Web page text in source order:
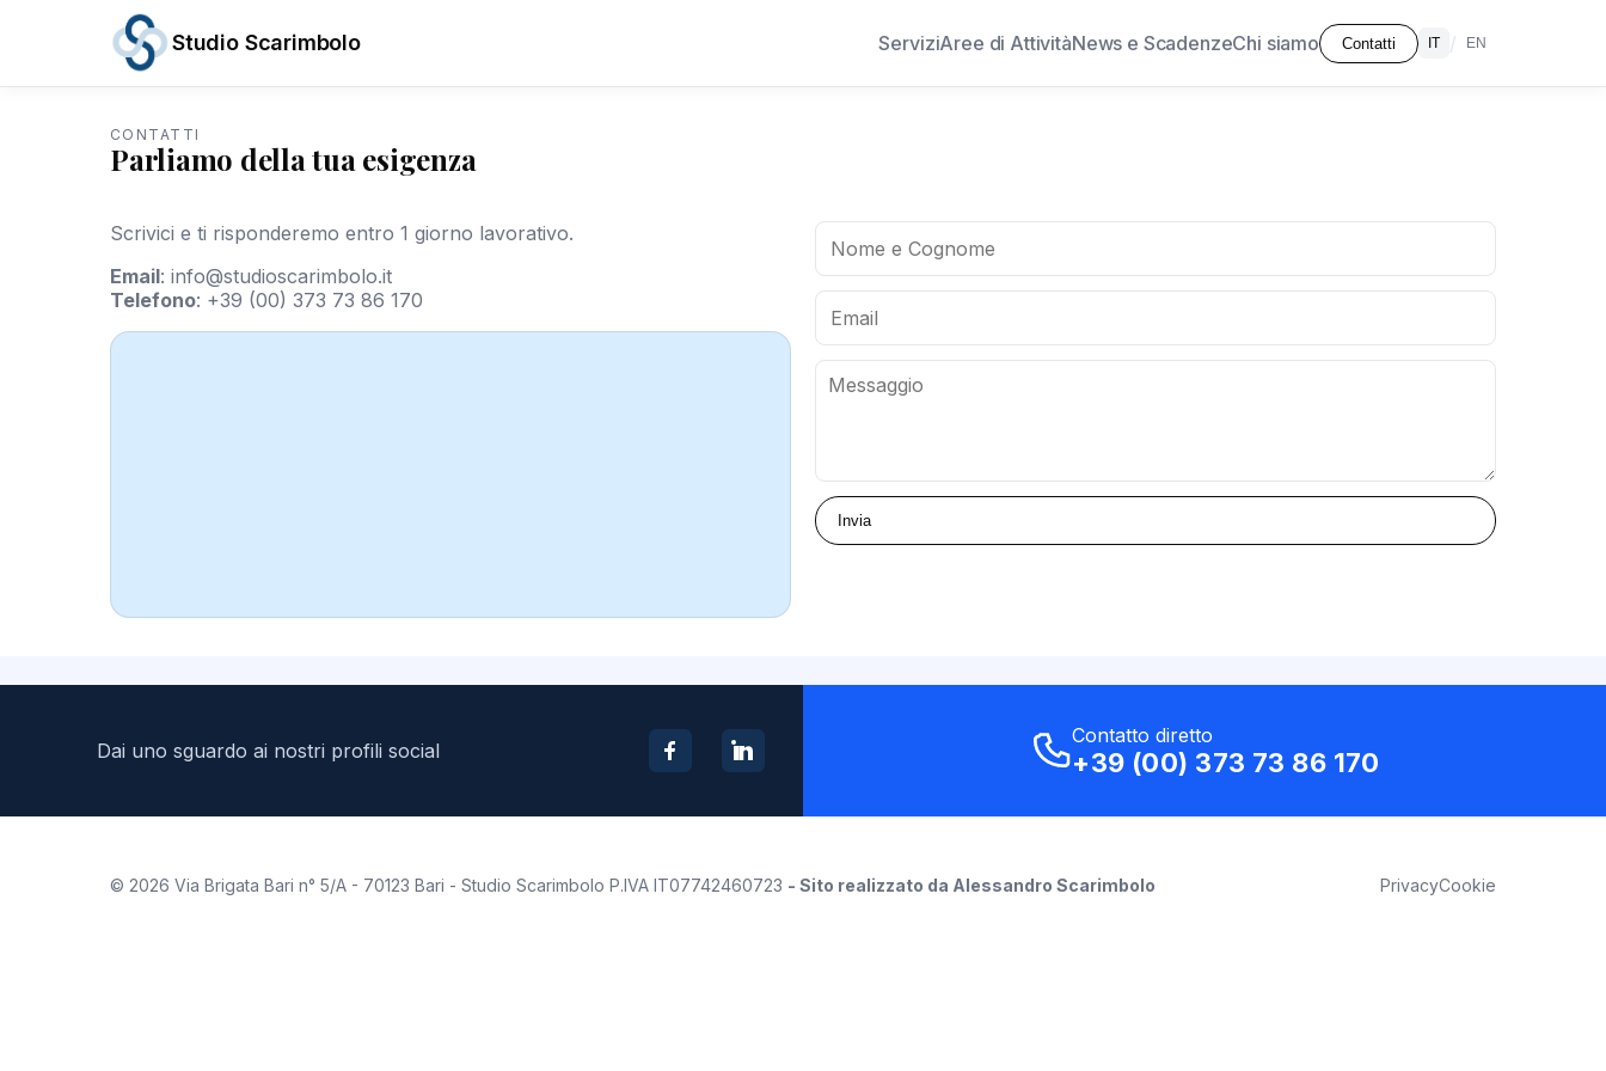
Studio Scarimbolo ServiziAree di AttivitàNews e ScadenzeChi siamo Contatti IT / EN
Scadenze
CONTATTI
Parliamo della tua esigenza
Scrivici e ti risponderemo entro 1 giorno lavorativo.
Email: info@studioscarimbolo.it
Telefono: +39 (00) 373 73 86 170
Invia
Dai uno sguardo ai nostri profili social
Contatto diretto
+39 (00) 373 73 86 170
© 2026 Via Brigata Bari n° 5/A - 70123 Bari - Studio Scarimbolo P.IVA IT07742460723 - Sito realizzato da Alessandro Scarimbolo PrivacyCookie